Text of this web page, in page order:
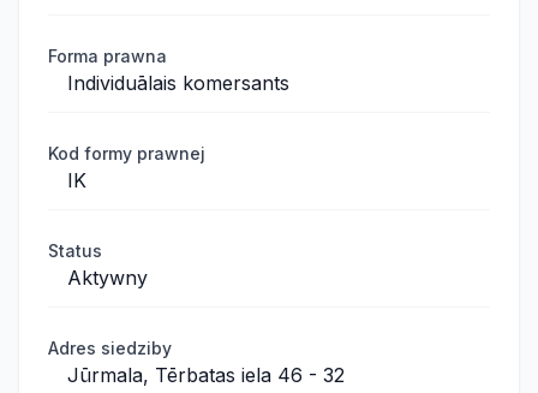
Forma prawna
Individuālais komersants
Kod formy prawnej
IK
Status
Aktywny
Adres siedziby
Jūrmala, Tērbatas iela 46 - 32